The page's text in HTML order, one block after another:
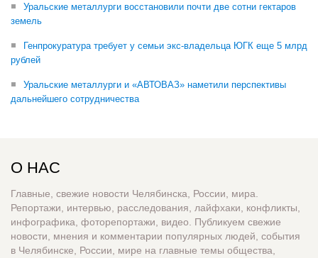
Уральские металлурги восстановили почти две сотни гектаров
земель
Генпрокуратура требует у семьи экс-владельца ЮГК еще 5 млрд
рублей
Уральские металлурги и «АВТОВАЗ» наметили перспективы
дальнейшего сотрудничества
О НАС
Главные, свежие новости Челябинска, России, мира.
Репортажи, интервью, расследования, лайфхаки, конфликты,
инфографика, фоторепортажи, видео. Публикуем свежие
новости, мнения и комментарии популярных людей, события
в Челябинске, России, мире на главные темы общества,